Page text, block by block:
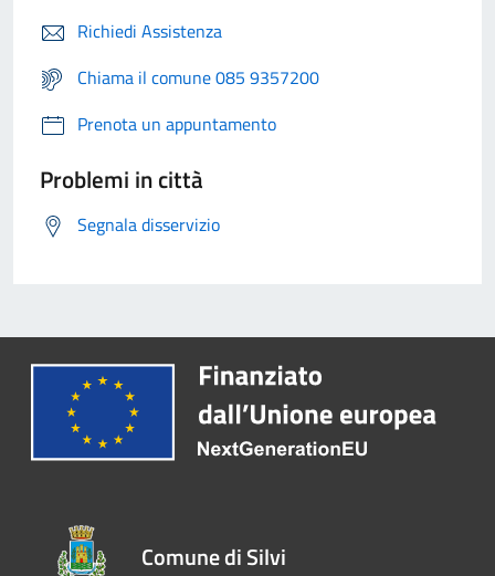
Richiedi Assistenza
Chiama il comune 085 9357200
Prenota un appuntamento
Problemi in città
Segnala disservizio
Comune di Silvi